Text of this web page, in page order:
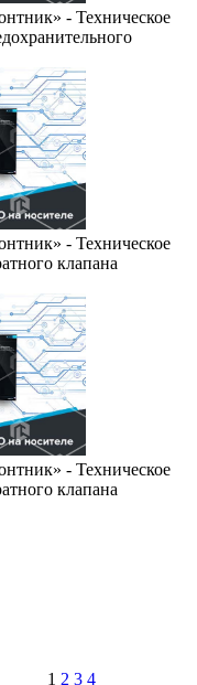
- Техническое
- Техническое
клапана
- Техническое
клапана
1 2 3 4